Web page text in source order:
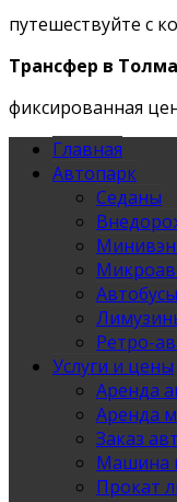
путешествуйте с
Трансфер в
фиксированная
Главная
Автопарк
Седаны
Автобусы
Ретро-
Услуги и цены
Аренда
Аренда
Заказ
Машина
Прокат